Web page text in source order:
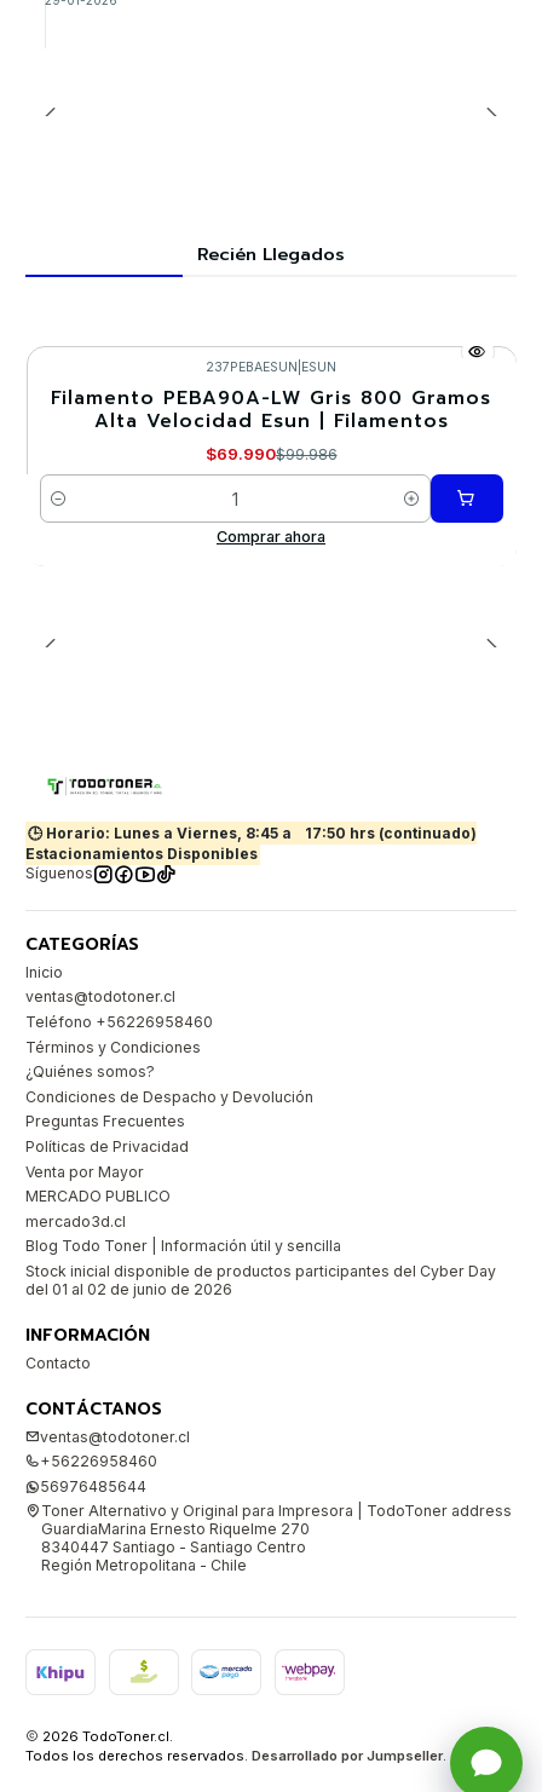
Recién Llegados
-30%
237PEBAESUN ESUN
Filamento PEBA90A-LW Gris 800 Gramos
Alta Velocidad Esun | Filamentos
$69.990$99.986
Cantidad
Comprar ahora
🕒 Horario: Lunes a Viernes, 8:45 a
17:50 hrs (continuado)
Estacionamientos Disponibles
Síguenos
CATEGORÍAS
Inicio
ventas@todotoner.cl
Teléfono +56226958460
Términos y Condiciones
¿Quiénes somos?
Condiciones de Despacho y Devolución
Preguntas Frecuentes
Políticas de Privacidad
Venta por Mayor
MERCADO PUBLICO
mercado3d.cl
Blog Todo Toner | Información útil y sencilla
Stock inicial disponible de productos participantes del Cyber Day
del 01 al 02 de junio de 2026
INFORMACIÓN
Contacto
CONTÁCTANOS
ventas@todotoner.cl
+56226958460
56976485644
Toner Alternativo y Original para Impresora | TodoToner address
GuardiaMarina Ernesto Riquelme 270
8340447 Santiago - Santiago Centro
Región Metropolitana - Chile
2026 TodoToner.cl.
Todos los derechos reservados. Desarrollado por Jumpseller.